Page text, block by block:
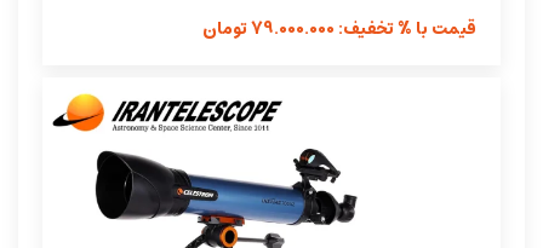
قیمت با % تخفیف: 79.000.000 تومان